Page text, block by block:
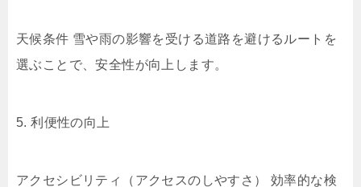
天候条件 雪や雨の影響を受ける道路を避けるルートを
選ぶことで、安全性が向上します。
5. 利便性の向上
アクセシビリティ（アクセスのしやすさ） 効率的な検